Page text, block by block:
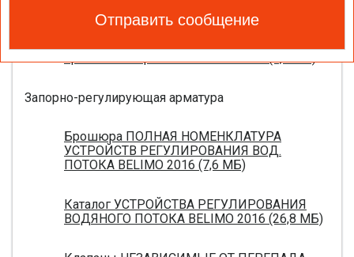
противопожарных клапанов 2015 (0,8 МБ)
Запорно-регулирующая арматура
Брошюра ПОЛНАЯ НОМЕНКЛАТУРА
УСТРОЙСТВ РЕГУЛИРОВАНИЯ ВОД.
ПОТОКА BELIMO 2016 (7,6 МБ)
Каталог УСТРОЙСТВА РЕГУЛИРОВАНИЯ
ВОДЯНОГО ПОТОКА BELIMO 2016 (26,8 МБ)